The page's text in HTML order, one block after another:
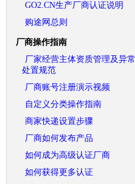
GO2.CN生产厂商认证说明
购途网总则
厂商操作指南
厂家经营主体资质管理及异常
处置规范
厂商账号注册演示视频
自定义分类操作指南
商家快递设置步骤
厂商如何发布产品
如何成为高级认证厂商
如何获得更多认证